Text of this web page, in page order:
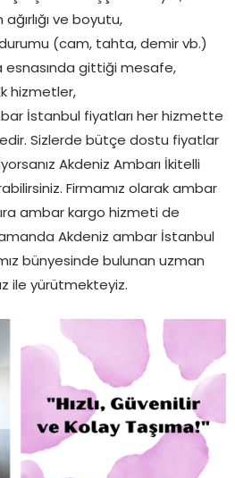
ağırlığı ve boyutu,
(cam, tahta, demir vb.)
esnasında gittiği mesafe,
hizmetler,
İstanbul fiyatları her hizmette
Sizlerde bütçe dostu fiyatlar
Akdeniz Ambarı İkitelli
Firmamız olarak ambar
ambar kargo hizmeti de
Akdeniz ambar İstanbul
bünyesinde bulunan uzman
ile yürütmekteyiz.